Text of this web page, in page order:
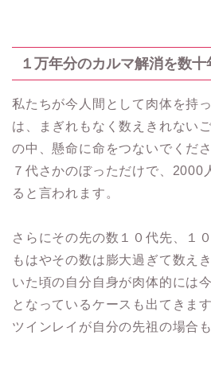
１万年分のカルマ解消を数
私たちが今人間として肉体を持
は、まぎれもなく数えきれない
の中、懸命に命をつないでくだ
７代さかのぼっただけで、2000
ると言われます。
さらにその先の数１０代先、１
もはやその数は膨大過ぎて数え
いた頃の自分自身が肉体的には
となっているケースも出てきます
ツインレイが自分の先祖の場合